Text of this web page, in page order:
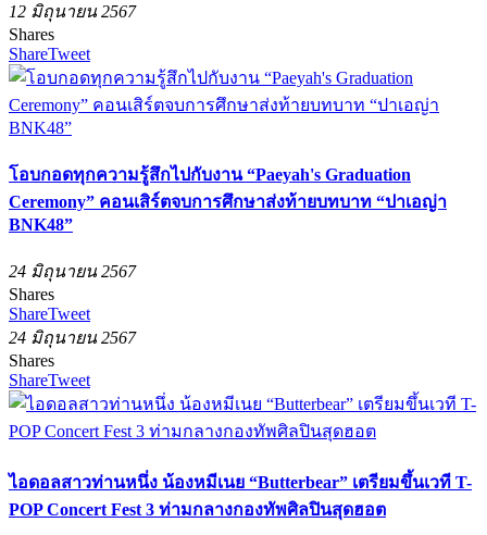
12 มิถุนายน 2567
Shares
ShareTweet
โอบกอดทุกความรู้สึกไปกับงาน “Paeyah's Graduation
Ceremony” คอนเสิร์ตจบการศึกษาส่งท้ายบทบาท “ปาเอญ่า
BNK48”
24 มิถุนายน 2567
Shares
ShareTweet
24 มิถุนายน 2567
Shares
ShareTweet
ไอดอลสาวท่านหนึ่ง น้องหมีเนย “Butterbear” เตรียมขึ้นเวที T-
POP Concert Fest 3 ท่ามกลางกองทัพศิลปินสุดฮอต